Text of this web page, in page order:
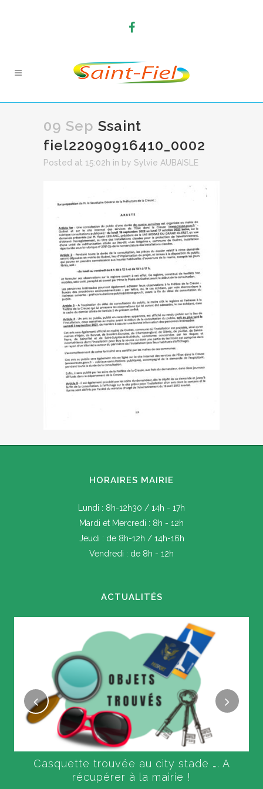
09 Sep Ssaint
fiel22090916410_0002
Posted at 15:02h in by Sylvie AUBAISLE
HORAIRES MAIRIE
Lundi : 8h-12h30 / 14h - 17h
Mardi et Mercredi : 8h - 12h
Jeudi : de 8h-12h / 14h-16h
Vendredi : de 8h - 12h
ACTUALITÉS
Casquette trouvée au city stade …. A
récupérer à la mairie !